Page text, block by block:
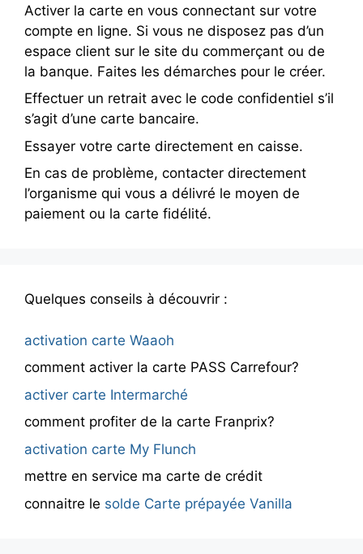
Activer la carte en vous connectant sur votre
compte en ligne. Si vous ne disposez pas d’un
espace client sur le site du commerçant ou de
la banque. Faites les démarches pour le créer.
Effectuer un retrait avec le code confidentiel s’il
s’agit d’une carte bancaire.
Essayer votre carte directement en caisse.
En cas de problème, contacter directement
l’organisme qui vous a délivré le moyen de
paiement ou la carte fidélité.
Quelques conseils à découvrir :
activation carte Waaoh
comment activer la carte PASS Carrefour?
activer carte Intermarché
comment profiter de la carte Franprix?
activation carte My Flunch
mettre en service ma carte de crédit
connaitre le solde Carte prépayée Vanilla